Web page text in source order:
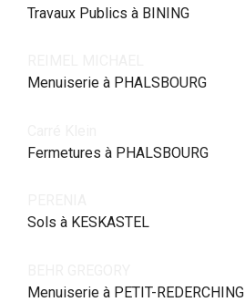
Travaux Publics à BINING
Menuiserie à PHALSBOURG
Fermetures à PHALSBOURG
Sols à KESKASTEL
Menuiserie à PETIT-REDERCHING